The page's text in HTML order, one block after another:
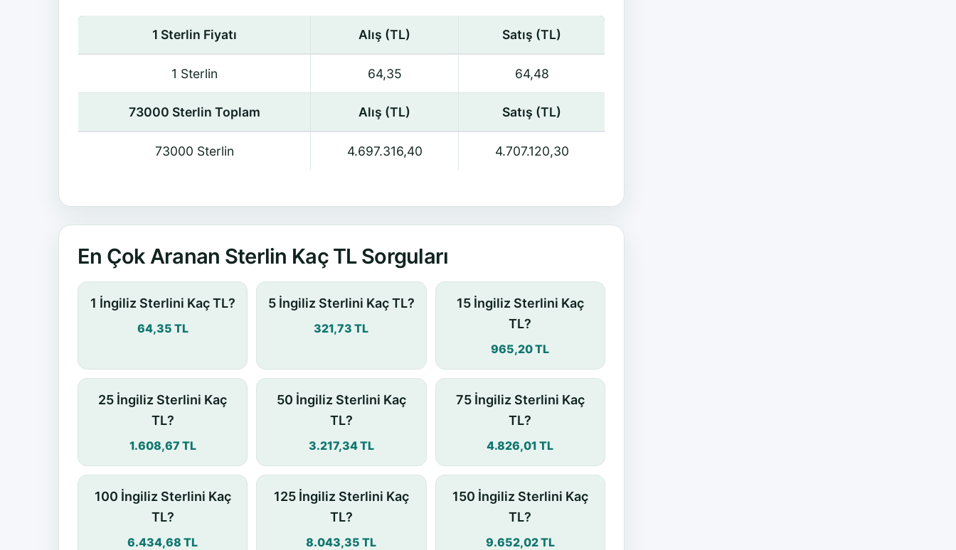
1 Sterlin Fiyatı Alış (TL) Satış (TL)
1 Sterlin 64,35 64,48
73000 Sterlin Toplam Alış (TL) Satış (TL)
73000 Sterlin 4.697.316,40 4.707.120,30
En Çok Aranan Sterlin Kaç TL Sorguları
1 İngiliz Sterlini Kaç TL?
64,35 TL
5 İngiliz Sterlini Kaç TL?
321,73 TL
15 İngiliz Sterlini Kaç
TL?
965,20 TL
25 İngiliz Sterlini Kaç
TL?
1.608,67 TL
50 İngiliz Sterlini Kaç
TL?
3.217,34 TL
75 İngiliz Sterlini Kaç
TL?
4.826,01 TL
100 İngiliz Sterlini Kaç
TL?
6.434,68 TL
125 İngiliz Sterlini Kaç
TL?
8.043,35 TL
150 İngiliz Sterlini Kaç
TL?
9.652,02 TL